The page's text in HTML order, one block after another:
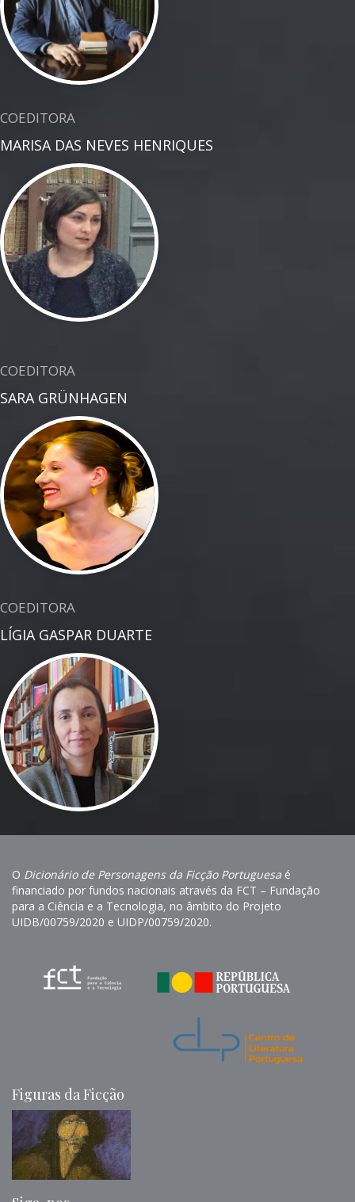
COEDITORA
MARISA DAS NEVES HENRIQUES
COEDITORA
SARA GRÜNHAGEN
COEDITORA
LÍGIA GASPAR DUARTE
O Dicionário de Personagens da Ficção Portuguesa é
financiado por fundos nacionais através da FCT – Fundação
para a Ciência e a Tecnologia, no âmbito do Projeto
UIDB/00759/2020 e UIDP/00759/2020.
Figuras da Ficção